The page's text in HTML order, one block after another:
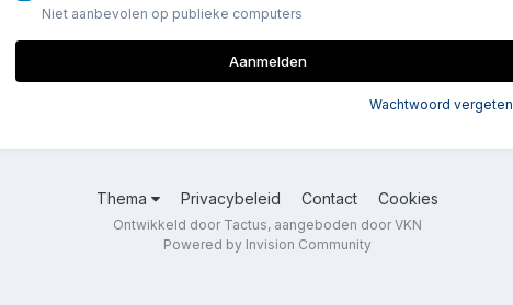
Niet aanbevolen op publieke computers
Aanmelden
Wachtwoord
Thema Privacybeleid Contact Cookies
Ontwikkeld door Tactus, aangeboden door VKN
Powered by Invision Community